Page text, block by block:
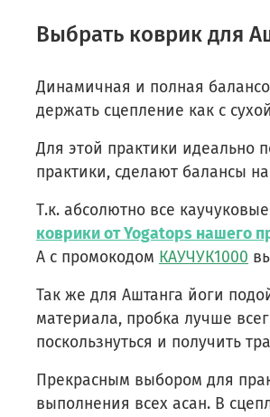
Выбрать коврик для
Динамичная и полная
держать сцепление как с
Для этой практики идеально
практики, сделают балансы
Т.к. абсолютно все
коврики от Yogatops нашего
А с промокодом КАУЧУК1000
Так же для Аштанга йоги
материала, пробка лучше
поскользнуться и получить
Прекрасным выбором для
выполнения всех асан. В